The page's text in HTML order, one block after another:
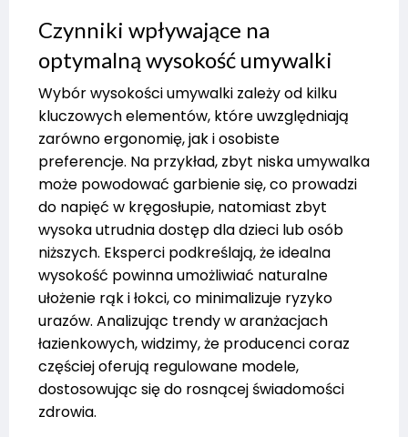
Czynniki wpływające na
optymalną wysokość umywalki
Wybór wysokości umywalki zależy od kilku
kluczowych elementów, które uwzględniają
zarówno ergonomię, jak i osobiste
preferencje. Na przykład, zbyt niska umywalka
może powodować garbienie się, co prowadzi
do napięć w kręgosłupie, natomiast zbyt
wysoka utrudnia dostęp dla dzieci lub osób
niższych. Eksperci podkreślają, że idealna
wysokość powinna umożliwiać naturalne
ułożenie rąk i łokci, co minimalizuje ryzyko
urazów. Analizując trendy w aranżacjach
łazienkowych, widzimy, że producenci coraz
częściej oferują regulowane modele,
dostosowując się do rosnącej świadomości
zdrowia.